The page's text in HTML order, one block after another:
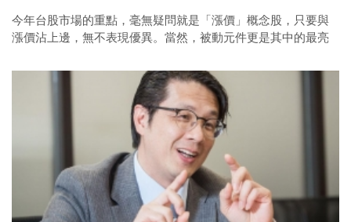
今年台股市場的重點，毫無疑問就是「漲價」概念股，只要與
漲價沾上邊，無不表現優異。當然，被動元件更是其中的最亮